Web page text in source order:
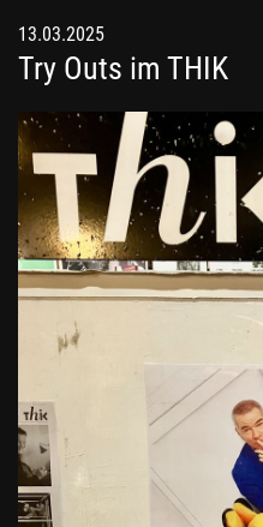
13.03.2025
Try Outs im THIK